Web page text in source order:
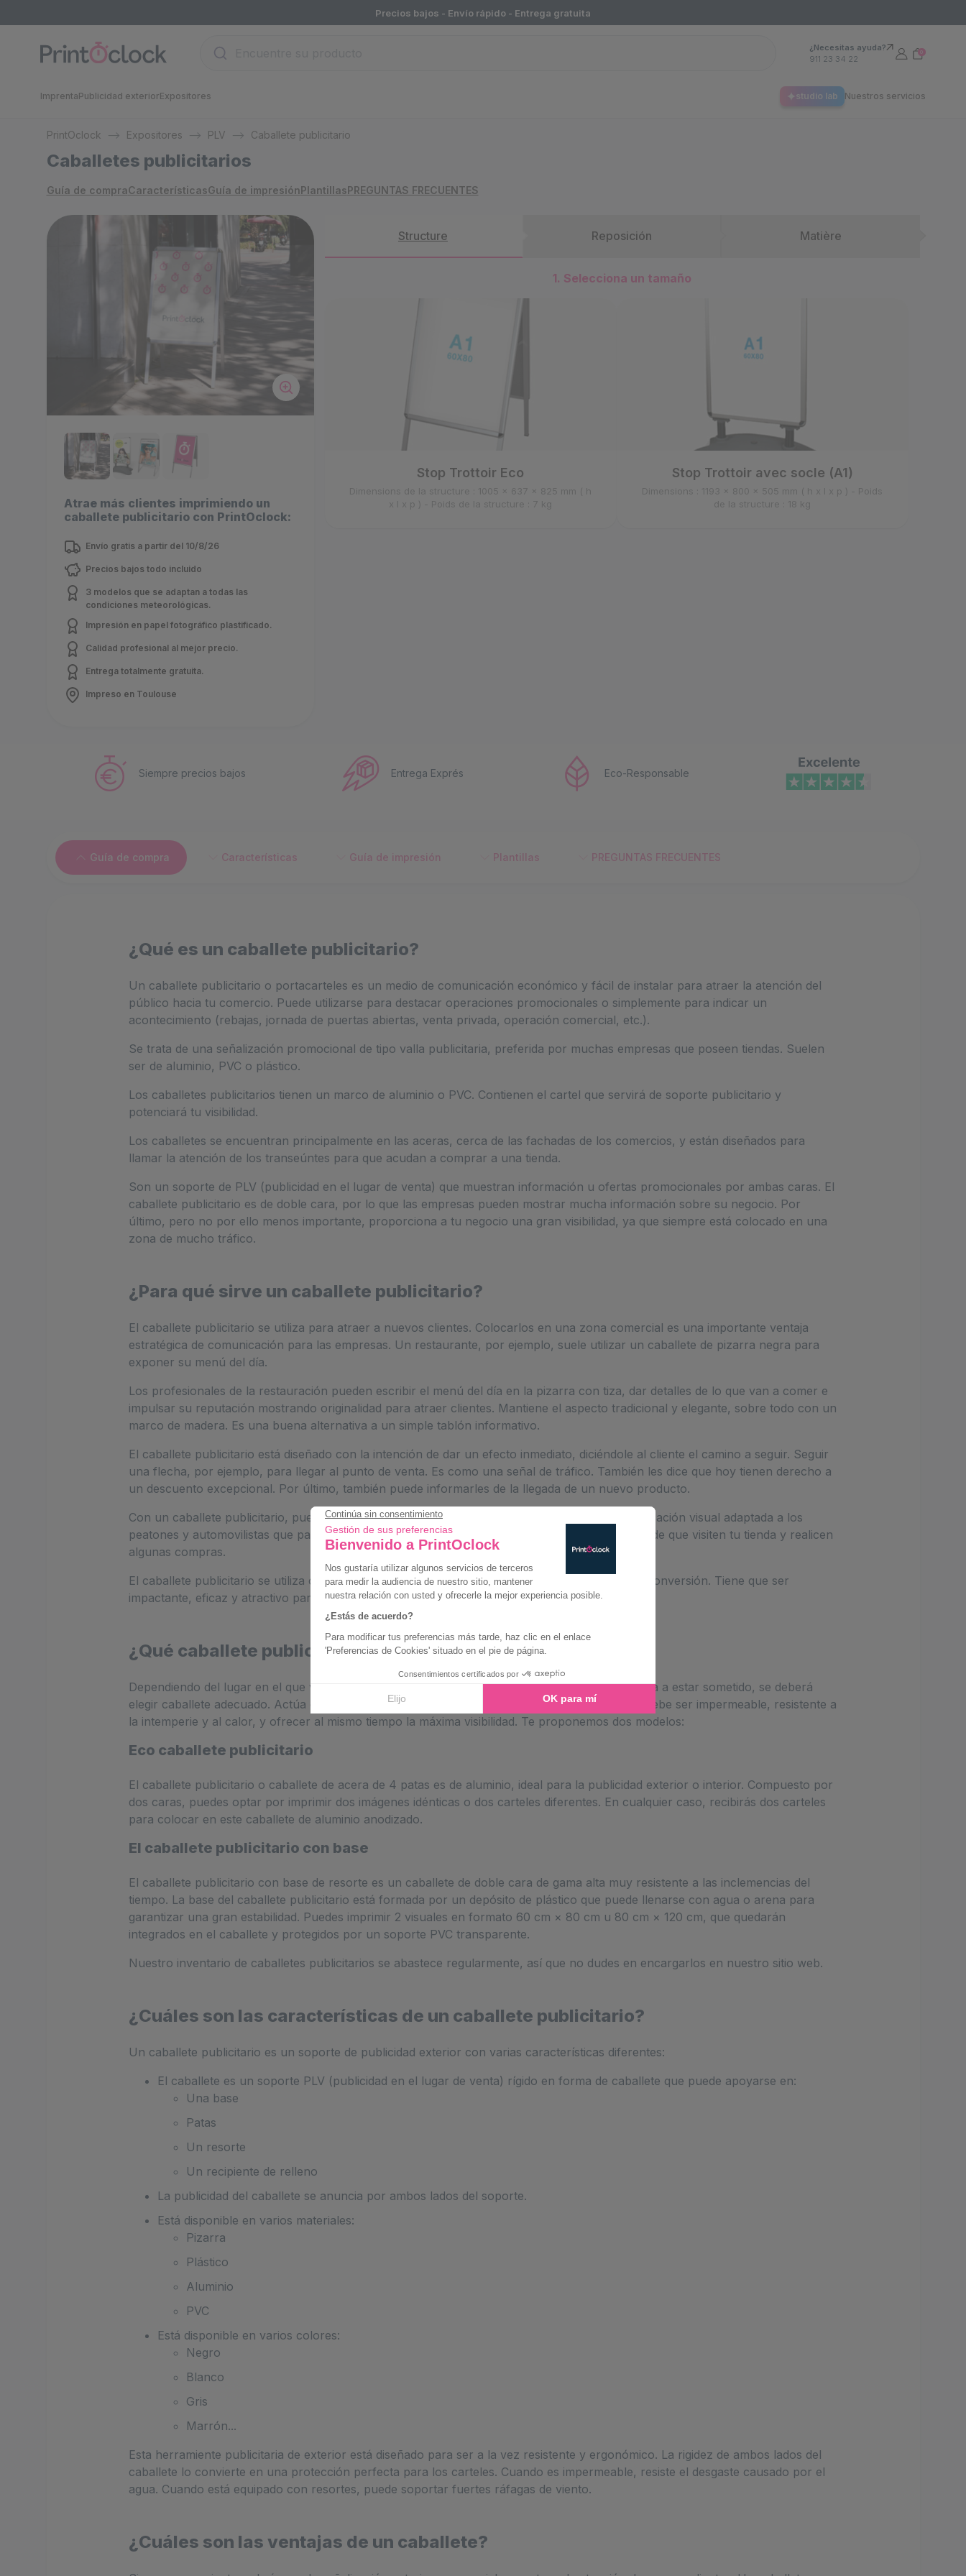
Precios bajos - Envío rápido - Entrega gratuita
¿Necesitas ayuda?
911 23 34 22
0
ImprentaPublicidad exteriorExpositores studio lab Nuestros servicios
PrintOclock Expositores PLV Caballete publicitario
Caballetes publicitarios
Guía de compraCaracterísticasGuía de impresiónPlantillasPREGUNTAS FRECUENTES
Atrae más clientes imprimiendo un
caballete publicitario con PrintOclock:
Envío gratis a partir del 10/8/26
Precios bajos todo incluido
3 modelos que se adaptan a todas las
condiciones meteorológicas.
Impresión en papel fotográfico plastificado.
Calidad profesional al mejor precio.
Entrega totalmente gratuita.
Impreso en Toulouse
Structure Reposición Matière
1. Selecciona un tamaño
Stop Trottoir Eco
Dimensions de la structure : 1005 x 637 x 825 mm ( h
x l x p ) - Poids de la structure : 7 kg
Stop Trottoir avec socle (A1)
Dimensions : 1193 x 800 x 505 mm ( h x l x p ) - Poids
de la structure : 18 kg
Siempre precios bajos Entrega Exprés Eco-Responsable
Guía de compra Características Guía de impresión Plantillas PREGUNTAS FRECUENTES
¿Qué es un caballete publicitario?
Un caballete publicitario o portacarteles es un medio de comunicación económico y fácil de instalar para atraer la atención del
público hacia tu comercio. Puede utilizarse para destacar operaciones promocionales o simplemente para indicar un
acontecimiento (rebajas, jornada de puertas abiertas, venta privada, operación comercial, etc.).
Se trata de una señalización promocional de tipo valla publicitaria, preferida por muchas empresas que poseen tiendas. Suelen
ser de aluminio, PVC o plástico.
Los caballetes publicitarios tienen un marco de aluminio o PVC. Contienen el cartel que servirá de soporte publicitario y
potenciará tu visibilidad.
Los caballetes se encuentran principalmente en las aceras, cerca de las fachadas de los comercios, y están diseñados para
llamar la atención de los transeúntes para que acudan a comprar a una tienda.
Son un soporte de PLV (publicidad en el lugar de venta) que muestran información u ofertas promocionales por ambas caras. El
caballete publicitario es de doble cara, por lo que las empresas pueden mostrar mucha información sobre su negocio. Por
último, pero no por ello menos importante, proporciona a tu negocio una gran visibilidad, ya que siempre está colocado en una
zona de mucho tráfico.
¿Para qué sirve un caballete publicitario?
El caballete publicitario se utiliza para atraer a nuevos clientes. Colocarlos en una zona comercial es una importante ventaja
estratégica de comunicación para las empresas. Un restaurante, por ejemplo, suele utilizar un caballete de pizarra negra para
exponer su menú del día.
Los profesionales de la restauración pueden escribir el menú del día en la pizarra con tiza, dar detalles de lo que van a comer e
impulsar su reputación mostrando originalidad para atraer clientes. Mantiene el aspecto tradicional y elegante, sobre todo con un
marco de madera. Es una buena alternativa a un simple tablón informativo.
El caballete publicitario está diseñado con la intención de dar un efecto inmediato, diciéndole al cliente el camino a seguir. Seguir
una flecha, por ejemplo, para llegar al punto de venta. Es como una señal de tráfico. También les dice que hoy tienen derecho a
un descuento excepcional. Por último, también puede informarles de la llegada de un nuevo producto.
Con un caballete publicitario, puedes transmitir tus mensajes publicitarios mediante una comunicación visual adaptada a los
peatones y automovilistas que pasan cerca. Esta forma publicitaria multiplica las oportunidades de que visiten tu tienda y realicen
algunas compras.
El caballete publicitario se utiliza como uno de los últimos medios de comunicación antes de la conversión. Tiene que ser
impactante, eficaz y atractivo para el futuro consumidor.
¿Qué caballete publicitario debo elegir?
Dependiendo del lugar en el que vaya a exponerse y de las condiciones climáticas a las que vaya a estar sometido, se deberá
elegir caballete adecuado. Actúa como protección para un cartel producido en una imprenta. Debe ser impermeable, resistente a
la intemperie y al calor, y ofrecer al mismo tiempo la máxima visibilidad. Te proponemos dos modelos:
Eco caballete publicitario
El caballete publicitario o caballete de acera de 4 patas es de aluminio, ideal para la publicidad exterior o interior. Compuesto por
dos caras, puedes optar por imprimir dos imágenes idénticas o dos carteles diferentes. En cualquier caso, recibirás dos carteles
para colocar en este caballete de aluminio anodizado.
El caballete publicitario con base
El caballete publicitario con base de resorte es un caballete de doble cara de gama alta muy resistente a las inclemencias del
tiempo. La base del caballete publicitario está formada por un depósito de plástico que puede llenarse con agua o arena para
garantizar una gran estabilidad. Puedes imprimir 2 visuales en formato 60 cm × 80 cm u 80 cm × 120 cm, que quedarán
integrados en el caballete y protegidos por un soporte PVC transparente.
Nuestro inventario de caballetes publicitarios se abastece regularmente, así que no dudes en encargarlos en nuestro sitio web.
¿Cuáles son las características de un caballete publicitario?
Un caballete publicitario es un soporte de publicidad exterior con varias características diferentes:
El caballete es un soporte PLV (publicidad en el lugar de venta) rígido en forma de caballete que puede apoyarse en:
Una base
Patas
Un resorte
Un recipiente de relleno
La publicidad del caballete se anuncia por ambos lados del soporte.
Está disponible en varios materiales:
Pizarra
Plástico
Aluminio
PVC
Está disponible en varios colores:
Negro
Blanco
Gris
Marrón...
Esta herramiente publicitaria de exterior está diseñado para ser a la vez resistente y ergonómico. La rigidez de ambos lados del
caballete lo convierte en una protección perfecta para los carteles. Cuando es impermeable, resiste el desgaste causado por el
agua. Cuando está equipado con resortes, puede soportar fuertes ráfagas de viento.
¿Cuáles son las ventajas de un caballete?